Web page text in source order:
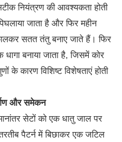
नियंत्रण की आवश्यकता होती
जाता है और फिर महीन
सतत तंतु बनाए जाते हैं। फिर
बनाया जाता है, जिसमें कोर
के कारण विशिष्ट विशेषताएं होती
और समेकन
सेटों को एक धातु जाल पर
पैटर्न में बिछाकर एक जटिल